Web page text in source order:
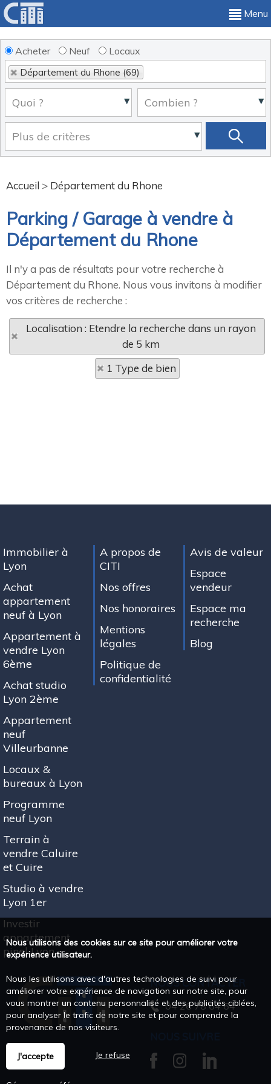
Menu
Acheter Neuf Locaux
Département du Rhone (69)
Accueil > Département du Rhone
Parking / Garage à vendre à
Département du Rhone
Il n'y a pas de résultats pour votre recherche à
Département du Rhone. Nous vous invitons à modifier
vos critères de recherche :
Localisation : Etendre la recherche dans un rayon
de 5 km
1 Type de bien
Immobilier à
Lyon
Achat
appartement
neuf à Lyon
Appartement à
vendre Lyon
6ème
Achat studio
Lyon 2ème
Appartement
neuf
Villeurbanne
Locaux &
bureaux à Lyon
Programme
neuf Lyon
Terrain à
vendre Caluire
et Cuire
Studio à vendre
Lyon 1er
Investir
appartement
pinel Lyon
A propos de
CITI
Nos offres
Nos honoraires
Mentions
légales
Politique de
confidentialité
Avis de valeur
Espace
vendeur
Espace ma
recherche
Blog
NOUS CONTACTER
04 26 78 64 64
Nous utilisons des cookies sur ce site pour améliorer votre
expérience utilisateur.
Nous les utilisons avec d'autres technologies de suivi pour
améliorer votre expérience de navigation sur notre site, pour
vous montrer un contenu personnalisé et des publicités ciblées,
pour analyser le trafic de notre site et pour comprendre la
provenance de nos visiteurs.
J'accepte Je refuse